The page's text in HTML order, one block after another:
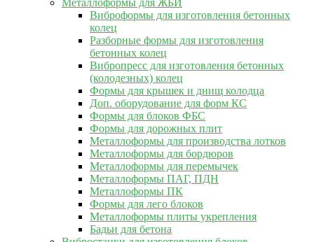
Металлоформы для ЖБИ
Виброформы для изготовления бетонных
колец
Разборные формы для изготовления
бетонных колец
Вибропресс для изготовления бетонных
(колодезных) колец
Формы для крышек и днищ колодца
Доп. оборудование для форм КС
Формы для блоков ФБС
Формы для дорожных плит
Металлоформы для производства лотков
Металлоформы для бордюров
Металлоформы для перемычек
Металлоформы ПАГ, ПДН
Металлоформы ПК
Формы для лего блоков
Металлоформы плиты укрепления
Бадьи для бетона